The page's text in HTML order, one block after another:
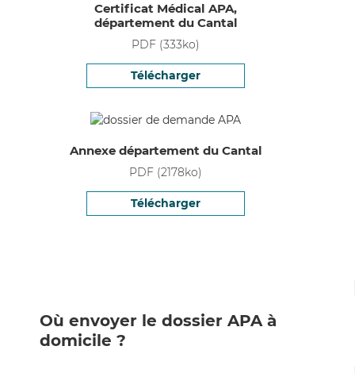
Certificat Médical APA,
département du Cantal
PDF (333ko)
Télécharger
Annexe département du Cantal
PDF (2178ko)
Télécharger
Où envoyer le dossier APA à
domicile ?